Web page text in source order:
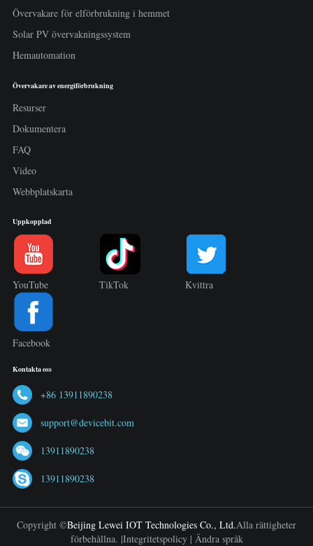
Övervakare för elförbrukning i hemmet
Solar PV övervakningssystem
Hemautomation
Övervakare av energiförbrukning
Resurser
Dokumentera
FAQ
Video
Webbplatskarta
Uppkopplad
YouTube TikTok Kvittra
Facebook
Kontakta oss
+86 13911890238
support@devicebit.com
13911890238
13911890238
Copyright ©Beijing Lewei IOT Technologies Co., Ltd.Alla rättigheter
förbehållna. |Integritetspolicy| Ändra språk